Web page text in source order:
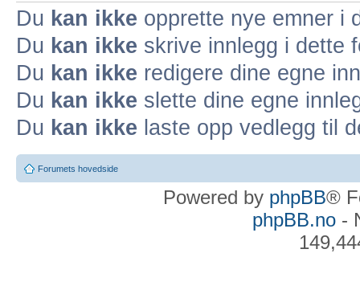
Du kan ikke opprette nye emner i
Du kan ikke skrive innlegg i dette
Du kan ikke redigere dine egne
Du kan ikke slette dine egne
Du kan ikke laste opp vedlegg til
Forumets hovedside
Powered by phpBB®
phpBB.no-